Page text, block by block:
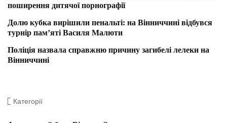
поширення дитячої порнографії
Долю кубка вирішили пенальті: на Вінниччині відбувся
турнір пам’яті Василя Малюти
Поліція назвала справжню причину загибелі лелеки на
Вінниччині
Категорії